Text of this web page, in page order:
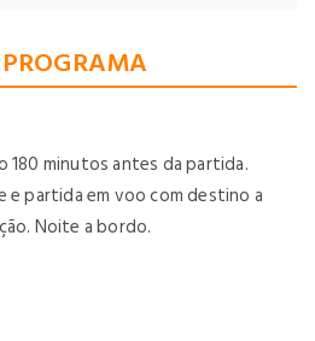
180 minutos antes da partida.
e partida em voo com destino a
Noite a bordo.